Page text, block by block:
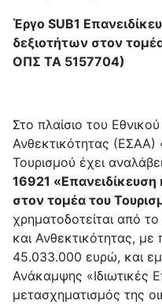
Έργο SUB1
δεξιοτήτων στον
ΟΠΣ ΤΑ 5157704)
Στο πλαίσιο του
Ανθεκτικότητας (ΕΣΑΑ)
Τουρισμού έχει
16921
στον τομέα του
χρηματοδοτείται από
και Ανθεκτικότητας,
45.033.000 ευρώ, και
Ανάκαμψης «Ιδιωτικές
μετασχηματισμός της